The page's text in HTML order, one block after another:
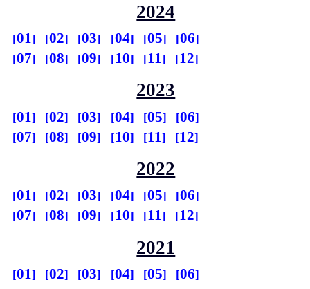
2024
01 02 03 04 05
06
07
08 09 10 11 12
2023
01 02 03 04 05
06
07
08 09 10 11 12
2022
01 02 03 04 05
06
07
08 09 10 11 12
2021
01 02 03 04 05
06